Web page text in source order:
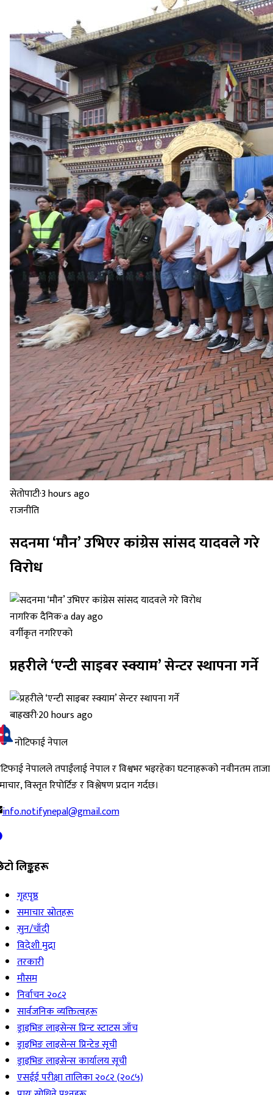
सेतोपाटी·3 hours ago
राजनीति
सदनमा ‘मौन’ उभिएर कांग्रेस सांसद यादवले गरे
विरोध
नागरिक दैनिक·a day ago
वर्गीकृत नगरिएको
प्रहरीले ‘एन्टी साइबर स्क्याम’ सेन्टर स्थापना गर्ने
बाह्रखरी·20 hours ago
नोटिफाई नेपाल
नेपालले तपाईंलाई नेपाल र विश्वभर भइरहेका घटनाहरूको नवीनतम ताजा
विस्तृत रिपोर्टिङ र विश्लेषण प्रदान गर्दछ।
info.notifynepal@gmail.com
लिङ्कहरू
गृहपृष्ठ
समाचार स्रोतहरू
सुन/चाँदी
विदेशी मुद्रा
तरकारी
मौसम
निर्वाचन २०८२
सार्वजनिक व्यक्तित्वहरू
ड्राइभिङ लाइसेन्स प्रिन्ट स्टाटस जाँच
ड्राइभिङ लाइसेन्स प्रिन्टेड सूची
ड्राइभिङ लाइसेन्स कार्यालय सूची
एसईई परीक्षा तालिका २०८२ (२०८५)